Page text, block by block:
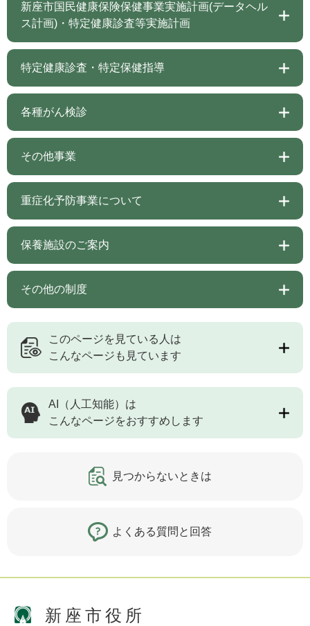
新座市国民健康保険保健事業実施計画(データヘル
ス計画)・特定健康診査等実施計画
特定健康診査・特定保健指導
各種がん検診
その他事業
重症化予防事業について
保養施設のご案内
その他の制度
このページを見ている人は
こんなページも見ています
AI（人工知能）は
こんなページをおすすめします
見つからないときは
よくある質問と回答
新座市役所